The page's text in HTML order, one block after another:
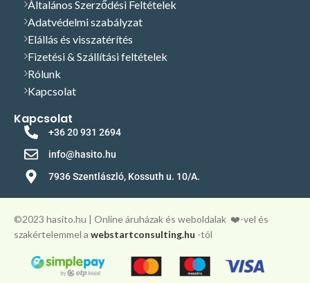
Általános Szerződési Feltételek
Adatvédelmi szabályzat
Elállás és visszatérítés
Fizetési & Szállítási feltételek
Rólunk
Kapcsolat
Kapcsolat
+36 20 931 2694
info@hasito.hu
7936 Szentlászló, Kossuth u. 10/A.
©️2023 hasito.hu | Online áruházak és weboldalak ❤️-vel és
szakértelemmel a webstartconsulting.hu -tól